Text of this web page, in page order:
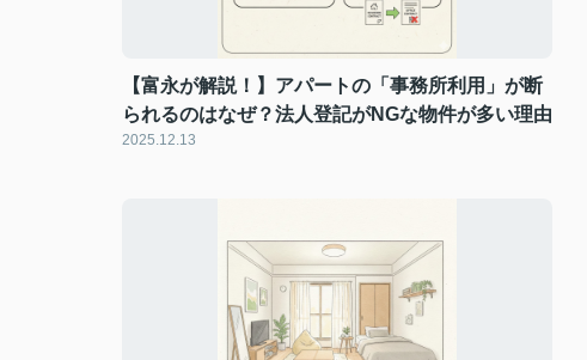
【富永が解説！】アパートの「事務所利用」が断
られるのはなぜ？法人登記がNGな物件が多い理由
2025.12.13